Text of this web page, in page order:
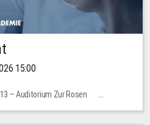
15:00
– Auditorium Zur Rosen